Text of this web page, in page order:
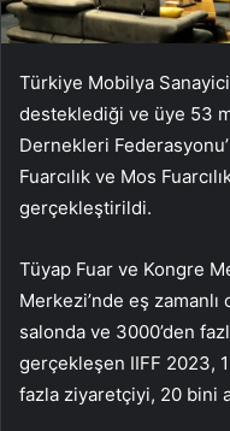
Türkiye Mobilya
desteklediği ve üye 53
Dernekleri
Fuarcılık ve Mos
gerçekleştirildi.
Tüyap Fuar ve Kongre
Merkezi’nde eş
salonda ve 3000’den
gerçekleşen IIFF 2023,
fazla ziyaretçiyi, 20 bini